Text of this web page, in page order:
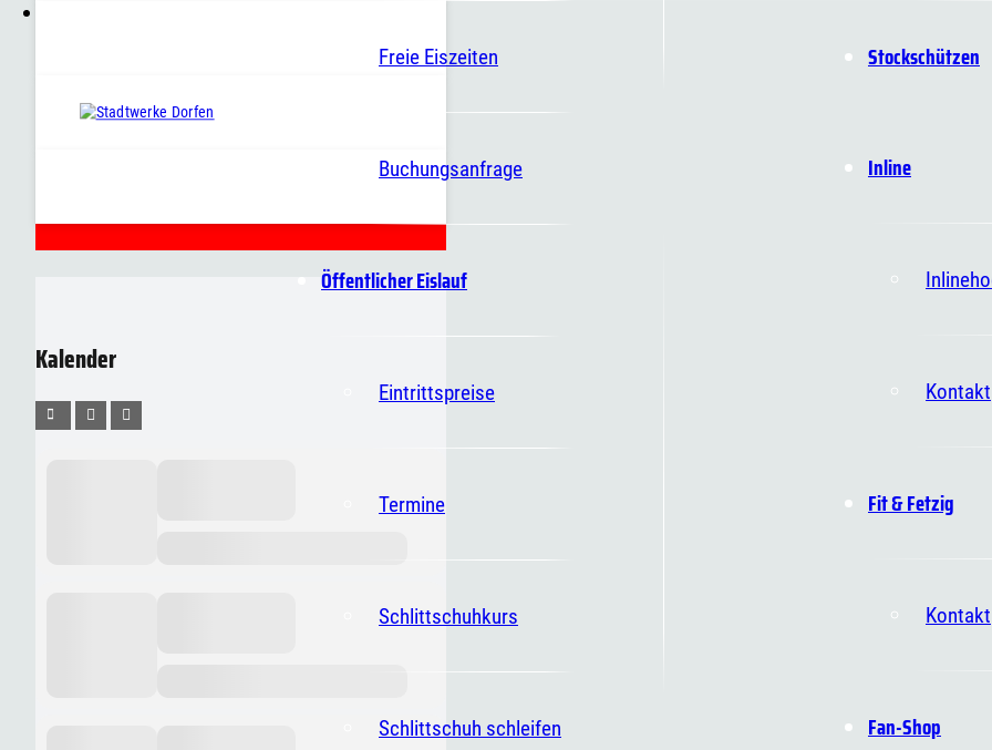
Stockschützen
Inline
Kontakt
Fit & Fetzig
Kontakt
Fan-Shop
Freie Eiszeiten
Buchungsanfrage
Öffentlicher Eislauf
Eintrittspreise
Termine
Schlittschuhkurs
Schlittschuh schleifen
Kalender